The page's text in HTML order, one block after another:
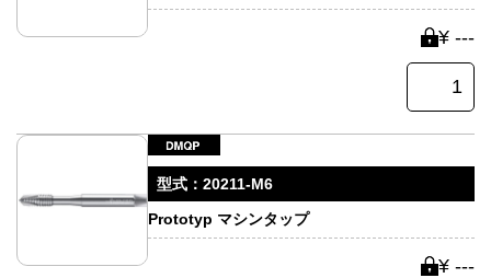
¥ ---
型式： 20211-M6
Prototyp マシンタップ
¥ ---